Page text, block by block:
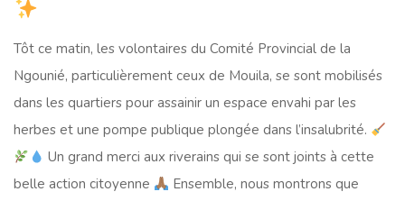
Tôt ce matin, les volontaires du Comité Provincial de la
Ngounié, particulièrement ceux de Mouila, se sont mobilisés
dans les quartiers pour assainir un espace envahi par les
herbes et une pompe publique plongée dans l’insalubrité.
Un grand merci aux riverains qui se sont joints à cette
belle action citoyenne
Ensemble, nous montrons que